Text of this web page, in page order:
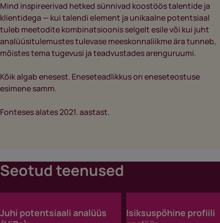
Mind inspireerivad hetked sünnivad koostöös talentide ja
klientidega — kui talendi element ja unikaalne potentsiaal
tuleb meetodite kombinatsioonis selgelt esile või kui juht
analüüsitulemustes tulevase meeskonnaliikme ära tunneb,
mõistes tema tugevusi ja teadvustades arenguruumi.
Kõik algab enesest. Eneseteadlikkus on eneseteostuse
esimene samm.
Fonteses alates 2021. aastast.
Seotud teenused
Juhi potentsiaali analüüs
Isiksuspõhine profiili